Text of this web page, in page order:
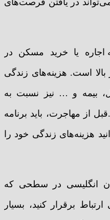
در یافتن فرصت‌های
اجاره یا خرید مسکن در
است. هزینه‌های زندگی
بیمه و … نیز نسبت به
از مهاجرت، باید برنامه
هزینه‌های زندگی خود را
انگلیسی در سطحی که
برقرار کنید، بسیار